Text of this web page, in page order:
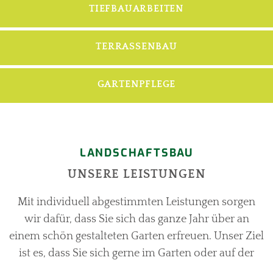
TIEFBAUARBEITEN
TERRASSENBAU
GARTENPFLEGE
LANDSCHAFTSBAU
UNSERE LEISTUNGEN
Mit individuell abgestimmten Leistungen sorgen
wir dafür, dass Sie sich das ganze Jahr über an
einem schön gestalteten Garten erfreuen. Unser Ziel
ist es, dass Sie sich gerne im Garten oder auf der